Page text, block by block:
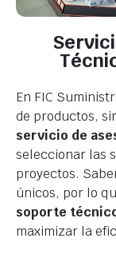
En FIC
de productos,
servicio de
seleccionar las
proyectos.
únicos, por lo
soporte
maximizar la